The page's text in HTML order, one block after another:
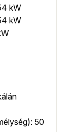
kW
kW
50